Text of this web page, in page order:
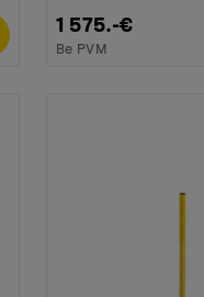
1 575.-€
Be PVM